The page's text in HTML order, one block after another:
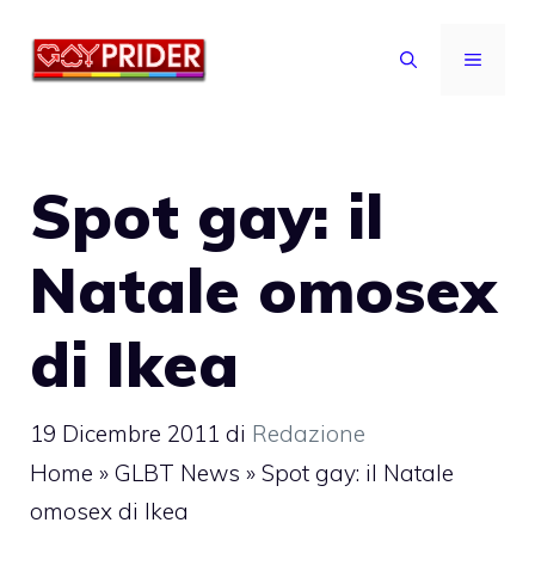
MENU
Spot gay: il
Natale omosex
di Ikea
19 Dicembre 2011 di Redazione
Home » GLBT News » Spot gay: il Natale
omosex di Ikea